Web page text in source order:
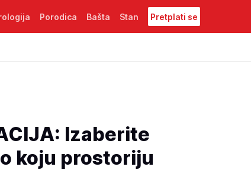
Porodica Bašta Stan Pretplati se
Izaberite
koju prostoriju